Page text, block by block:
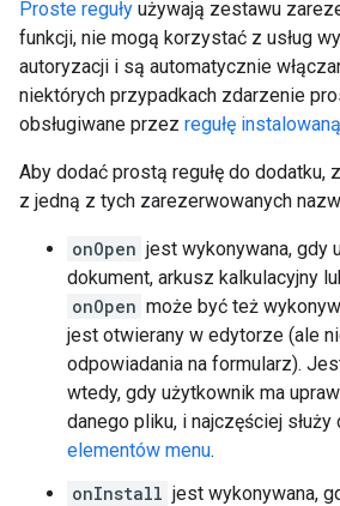
Proste reguły używają zestawu
funkcji, nie mogą korzystać z usług
autoryzacji i są automatycznie
niektórych przypadkach zdarzenie
obsługiwane przez regułę instalowaną
Aby dodać prostą regułę do dodatku,
z jedną z tych zarezerwowanych
onOpen jest wykonywana, gdy
dokument, arkusz kalkulacyjny
onOpen może być też
jest otwierany w edytorze (ale
odpowiadania na formularz).
wtedy, gdy użytkownik ma
danego pliku, i najczęściej
elementów menu.
onInstall jest wykonywana,